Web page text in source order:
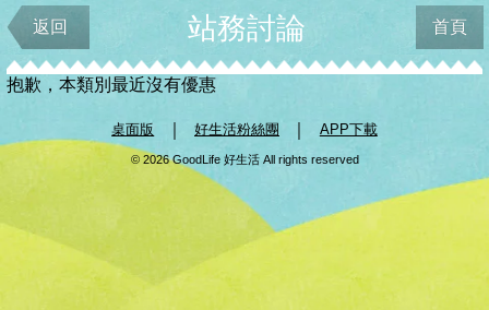
返回 首頁
站務討論
抱歉，本類別最近沒有優惠
桌面版 好生活粉絲團 APP下載
© 2026 GoodLife 好生活 All rights reserved